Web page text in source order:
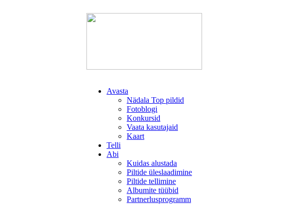
Avasta
Nädala Top pildid
Fotoblogi
Konkursid
Vaata kasutajaid
Kaart
Telli
Abi
Kuidas alustada
Piltide üleslaadimine
Piltide tellimine
Albumite tüübid
Partnerlusprogramm